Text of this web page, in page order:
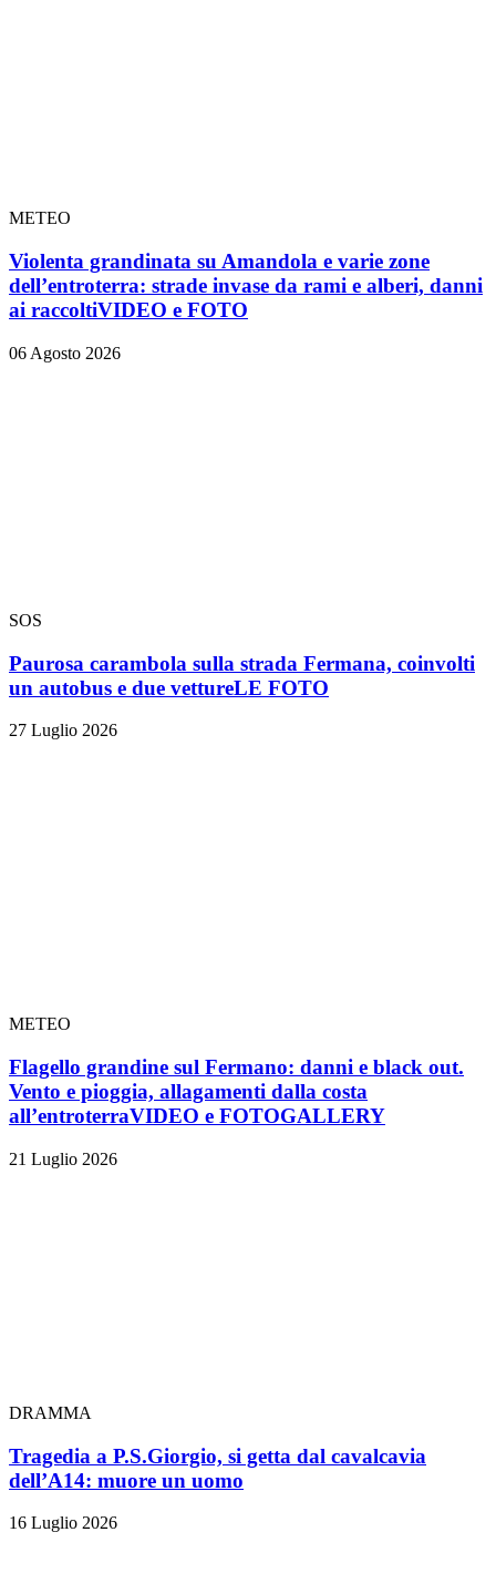
METEO
Violenta grandinata su Amandola e varie zone
dell’entroterra: strade invase da rami e alberi, danni
ai raccoltiVIDEO e FOTO
06 Agosto 2026
SOS
Paurosa carambola sulla strada Fermana, coinvolti
un autobus e due vettureLE FOTO
27 Luglio 2026
METEO
Flagello grandine sul Fermano: danni e black out.
Vento e pioggia, allagamenti dalla costa
all’entroterraVIDEO e FOTOGALLERY
21 Luglio 2026
DRAMMA
Tragedia a P.S.Giorgio, si getta dal cavalcavia
dell’A14: muore un uomo
16 Luglio 2026